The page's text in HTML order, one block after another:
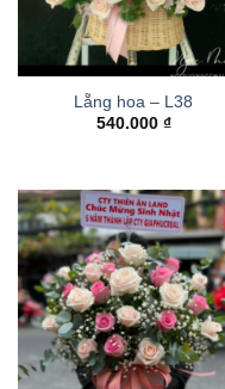
Lẵng hoa – L38
540.000 ₫